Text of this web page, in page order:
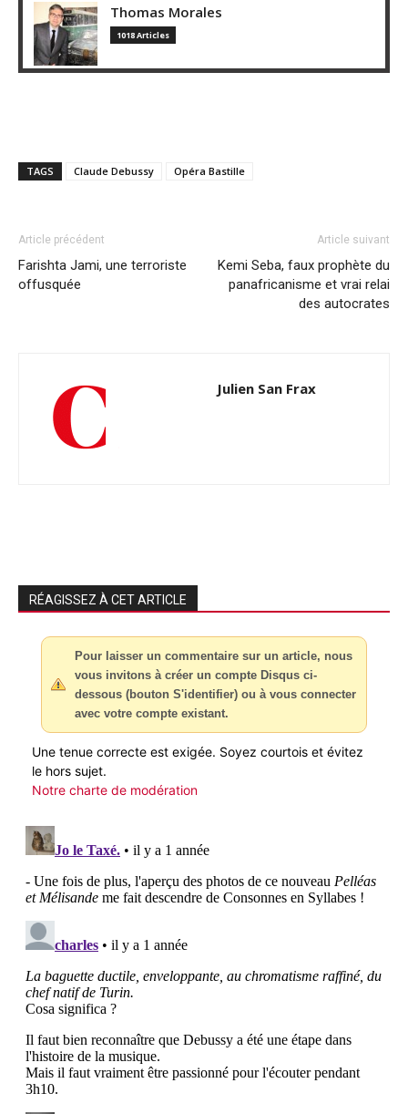
Thomas Morales
1018 Articles
TAGS Claude Debussy Opéra Bastille
Article précédent
Farishta Jami, une terroriste
offusquée
Article suivant
Kemi Seba, faux prophète du
panafricanisme et vrai relai
des autocrates
Julien San Frax
RÉAGISSEZ À CET ARTICLE
Pour laisser un commentaire sur un article, nous
vous invitons à créer un compte Disqus ci-
dessous (bouton S'identifier) ou à vous connecter
avec votre compte existant.
Une tenue correcte est exigée. Soyez courtois et évitez
le hors sujet.
Notre charte de modération